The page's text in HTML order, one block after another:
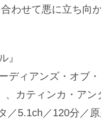
わせて悪に立ち向
』
ディアンズ・オブ
、カティンカ・アン
／5.1ch／120分／